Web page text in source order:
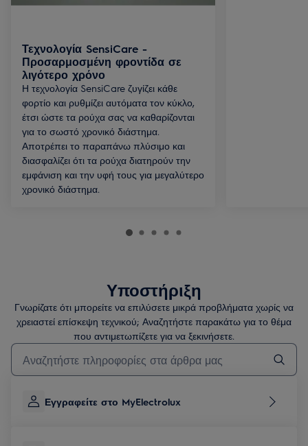
Τεχνολογία SensiCare -
Προσαρμοσμένη φροντίδα σε
λιγότερο χρόνο
Η τεχνολογία SensiCare ζυγίζει κάθε
φορτίο και ρυθμίζει αυτόματα τον κύκλο,
έτσι ώστε τα ρούχα σας να καθαρίζονται
για το σωστό χρονικό διάστημα.
Αποτρέπει το παραπάνω πλύσιμο και
διασφαλίζει ότι τα ρούχα διατηρούν την
εμφάνιση και την υφή τους για μεγαλύτερο
χρονικό διάστημα.
Υποστήριξη
Γνωρίζατε ότι μπορείτε να επιλύσετε μικρά προβλήματα χωρίς να
χρειαστεί επίσκεψη τεχνικού; Αναζητήστε παρακάτω για το θέμα
που αντιμετωπίζετε για να ξεκινήσετε.
Τύπος για αναζήτηση άρθρων υποστήριξης
Εγγραφείτε στο MyElectrolux